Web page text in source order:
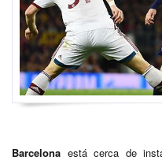
Barcelona está cerca de